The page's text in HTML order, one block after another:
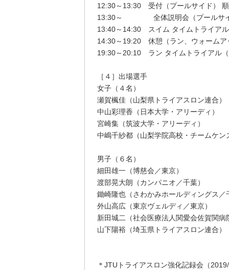
12:30～13:30 受付（プールサイド）
13:30～ 全体説明会（プールサ
13:40～14:30 スイム タイムトライア
14:30～19:20 休憩（ラン、ウォーム
19:30～20:10 ラン タイムトライアル
［４］出場選手
女子（４名）
瀬賀楓佳（山梨県トライアスロン連合）
中山彩理香（日本大学・アリーディ）
宮崎集（筑波大学・アリーディ）
中嶋千紗都（山梨学院高校・チームケン
男子（６名）
細田雄一（博慈会／東京）
渡部晃大朗（カンパニオ／千葉）
鋤崎隆也（さわかみホールディングス／
外山高広（東京ヴェルディ／東京）
新田城二（社会医療法人関愛会佐賀関病
山下陽裕（埼玉県トライアスロン連合）
＊JTUトライアスロン強化記録会（